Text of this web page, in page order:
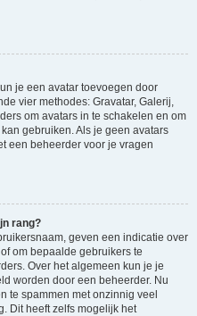
je een avatar toevoegen door
vier methodes: Gravatar, Galerij,
om avatars in te schakelen en om
gebruiken. Als je geen avatars
een beheerder voor je vragen
rang?
geven een indicatie over
om bepaalde gebruikers te
Over het algemeen kun je je
worden door een beheerder. Nu
te spammen met onzinnig veel
Dit heeft zelfs mogelijk het